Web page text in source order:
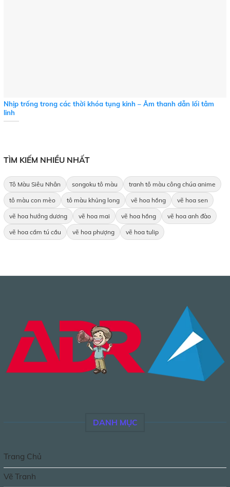
Nhịp trống trong các thời khóa tụng kinh – Âm thanh dẫn lối tâm
linh
TÌM KIẾM NHIỀU NHẤT
Tô Màu Siêu Nhân songoku tô màu tranh tô màu công chúa anime
tô màu con mèo tô màu khủng long vẽ hoa hồng vẽ hoa sen
vẽ hoa hướng dương vẽ hoa mai vẽ hoa hồng vẽ hoa anh đào
vẽ hoa cẩm tú cầu vẽ hoa phượng vẽ hoa tulip
DANH MỤC
Trang Chủ
Vẽ Tranh